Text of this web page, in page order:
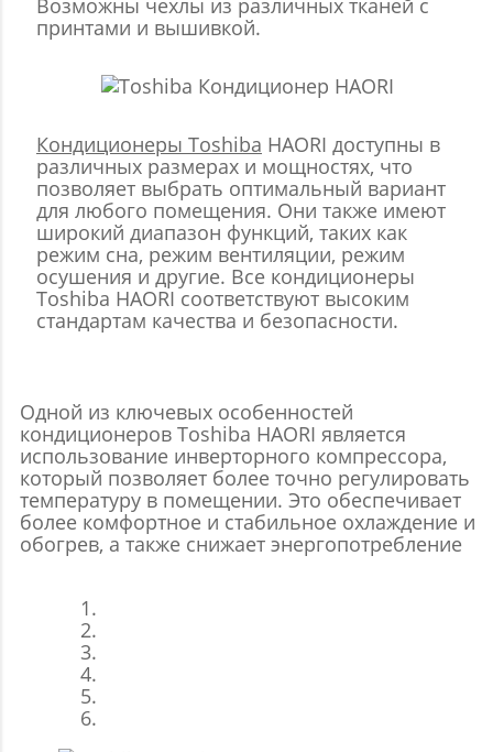
Возможны чехлы из различных тканей с
принтами и вышивкой.
Кондиционеры Toshiba HAORI доступны в
различных размерах и мощностях, что
позволяет выбрать оптимальный вариант
для любого помещения. Они также имеют
широкий диапазон функций, таких как
режим сна, режим вентиляции, режим
осушения и другие. Все кондиционеры
Toshiba HAORI соответствуют высоким
стандартам качества и безопасности.
Одной из ключевых особенностей
кондиционеров Toshiba HAORI является
использование инверторного компрессора,
который позволяет более точно регулировать
температуру в помещении. Это обеспечивает
более комфортное и стабильное охлаждение и
обогрев, а также снижает энергопотребление